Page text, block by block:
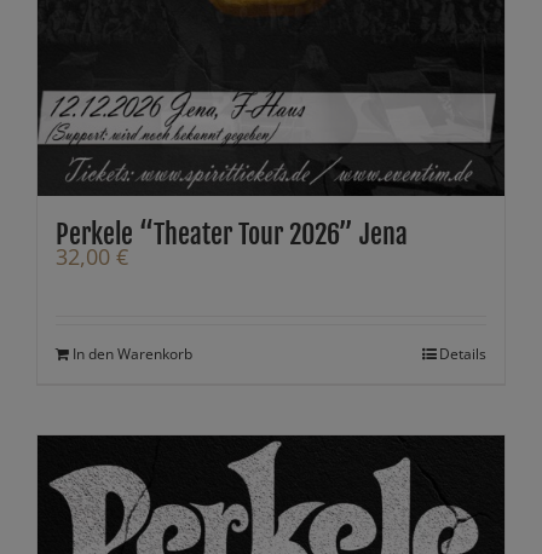
Perkele “Theater Tour 2026” Jena
32,00 €
In den Warenkorb Details